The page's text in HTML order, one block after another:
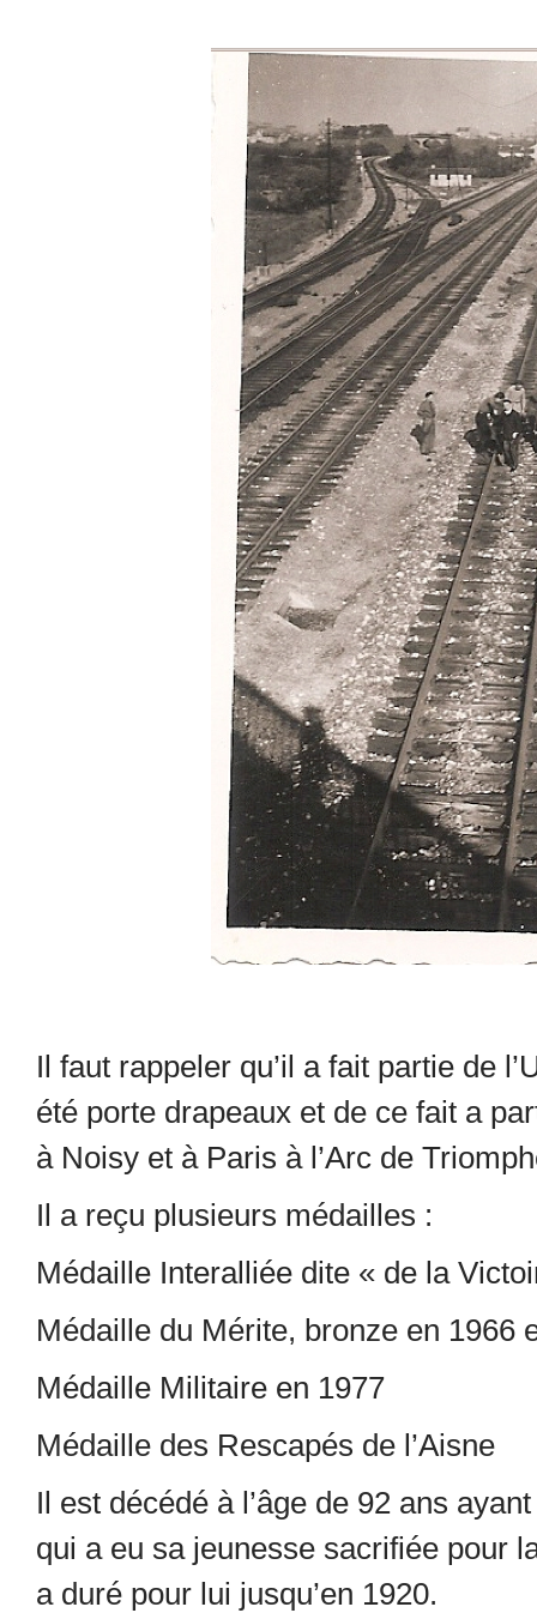
Il faut rappeler qu’il a fait partie de
été porte drapeaux et de ce fait a
à Noisy et à Paris à l’Arc de
Il a reçu plusieurs médailles :
Médaille Interalliée dite « de la
Médaille du Mérite, bronze en 1966
Médaille Militaire en 1977
Médaille des Rescapés de l’Aisne
Il est décédé à l’âge de 92 ans
qui a eu sa jeunesse sacrifiée pour
a duré pour lui jusqu’en 1920.